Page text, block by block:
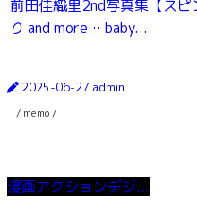
前田佳織里2nd写真集【ス
り and more… baby...
2025-06-27 admin
/ memo /
漫画アクションデジ...